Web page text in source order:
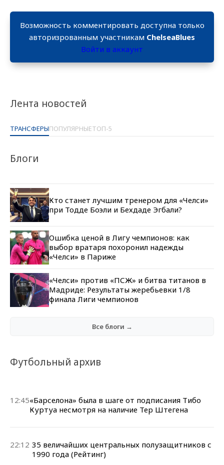
Лента новостей
ТРАНСФЕРЫПОПУЛЯРНЫЕТОП-5
Блоги
Кто станет лучшим тренером для «Челси»
при Тодде Боэли и Бехдаде Эгбали?
Ошибка ценой в Лигу чемпионов: как
выбор вратаря похоронил надежды
«Челси» в Париже
«Челси» против «ПСЖ» и битва титанов в
Мадриде: Результаты жеребьевки 1/8
финала Лиги чемпионов
Все блоги →
Футбольный архив
12:45«Барселона» была в шаге от подписания Тибо
Куртуа несмотря на наличие Тер Штегена
22:12 35 величайших центральных полузащитников с
1990 года (Рейтинг)
Возможность комментировать доступна только
авторизрованным участникам ChelseaBlues
Войти в аккаунт